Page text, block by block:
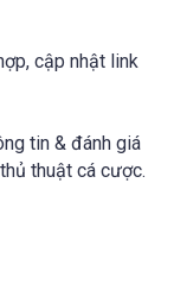
cập nhật link
tin & đánh giá
thuật cá cược.